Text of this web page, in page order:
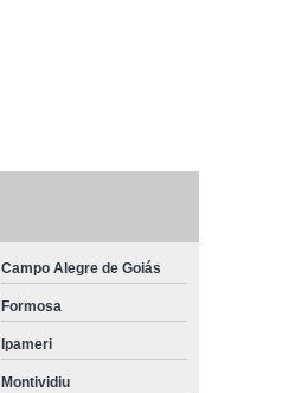
Campo Alegre de Goiás
Formosa
Ipameri
Montividiu